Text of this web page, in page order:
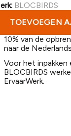
BLOCBIRDS
TOEVOEGEN
10% van de
naar de
Voor het inpakken
BLOCBIRDS
ErvaarWerk.